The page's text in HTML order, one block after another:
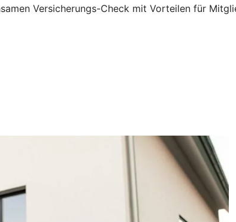
Versicherungs-Check mit Vorteilen für